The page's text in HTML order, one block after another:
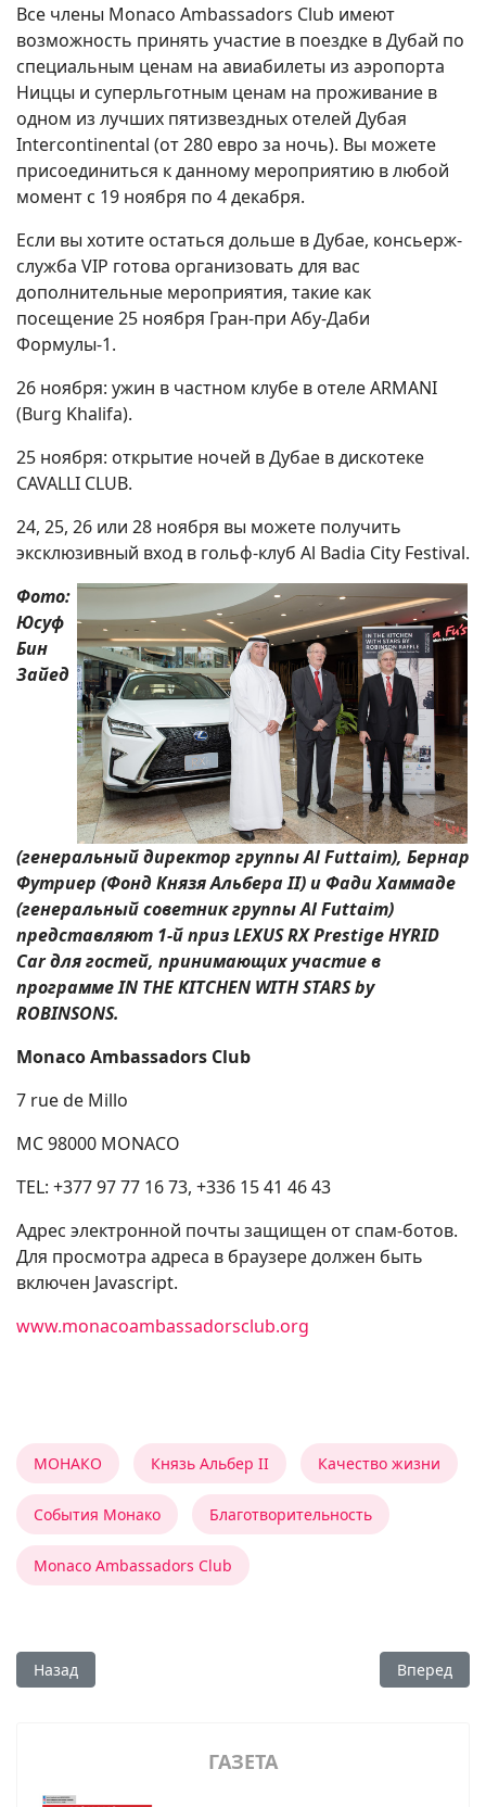
Все члены Monaco Ambassadors Club имеют
возможность принять участие в поездке в Дубай по
специальным ценам на авиабилеты из аэропорта
Ниццы и суперльготным ценам на проживание в
одном из лучших пятизвездных отелей Дубая
Intercontinental (от 280 евро за ночь). Вы можете
присоединиться к данному мероприятию в любой
момент с 19 ноября по 4 декабря.
Если вы хотите остаться дольше в Дубае, консьерж-
служба VIP готова организовать для вас
дополнительные мероприятия, такие как
посещение 25 ноября Гран-при Абу-Даби
Формулы-1.
26 ноября: ужин в частном клубе в отеле ARMANI
(Burg Khalifa).
25 ноября: открытие ночей в Дубае в дискотеке
CAVALLI CLUB.
24, 25, 26 или 28 ноября вы можете получить
эксклюзивный вход в гольф-клуб Al Badia City Festival.
Фото:
Юсуф
Бин
Зайед
(генеральный директор группы Al Futtaim), Бернар
Футриер (Фонд Князя Альбера II) и Фади Хаммаде
(генеральный советник группы Al Futtaim)
представляют 1-й приз LEXUS RX Prestige HYRID
Car для гостей, принимающих участие в
программе IN THE KITCHEN WITH STARS by
ROBINSONS.
Monaco Ambassadors Club
7 rue de Millo
MC 98000 MONACO
TEL: +377 97 77 16 73, +336 15 41 46 43
Адрес электронной почты защищен от спам-ботов.
Для просмотра адреса в браузере должен быть
включен Javascript.
www.monacoambassadorsclub.org
МОНАКО Князь Альбер II Качество жизни
События Монако Благотворительность
Monaco Ambassadors Club
Предыдущий: Со вкусом и любовью
Назад Вперед
ГАЗЕТА